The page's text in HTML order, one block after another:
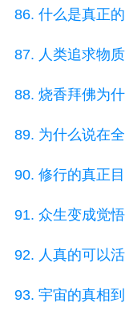
86. 什么是真正
87. 人类追求物
88. 烧香拜佛为
89. 为什么说在
90. 修行的真正
91. 众生变成觉
92. 人真的可以
93. 宇宙的真相